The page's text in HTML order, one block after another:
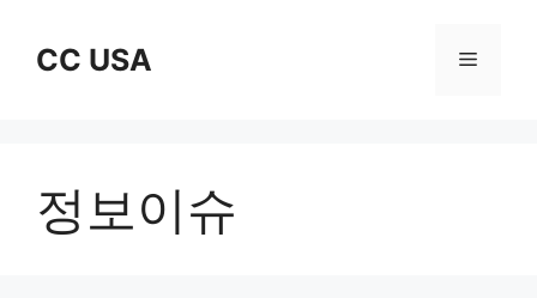
contentCC USA Menu
정보이슈